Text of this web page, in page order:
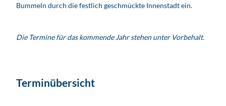
Bummeln durch die festlich geschmückte Innenstadt ein.
Die Termine für das kommende Jahr stehen unter Vorbehalt.
Terminübersicht